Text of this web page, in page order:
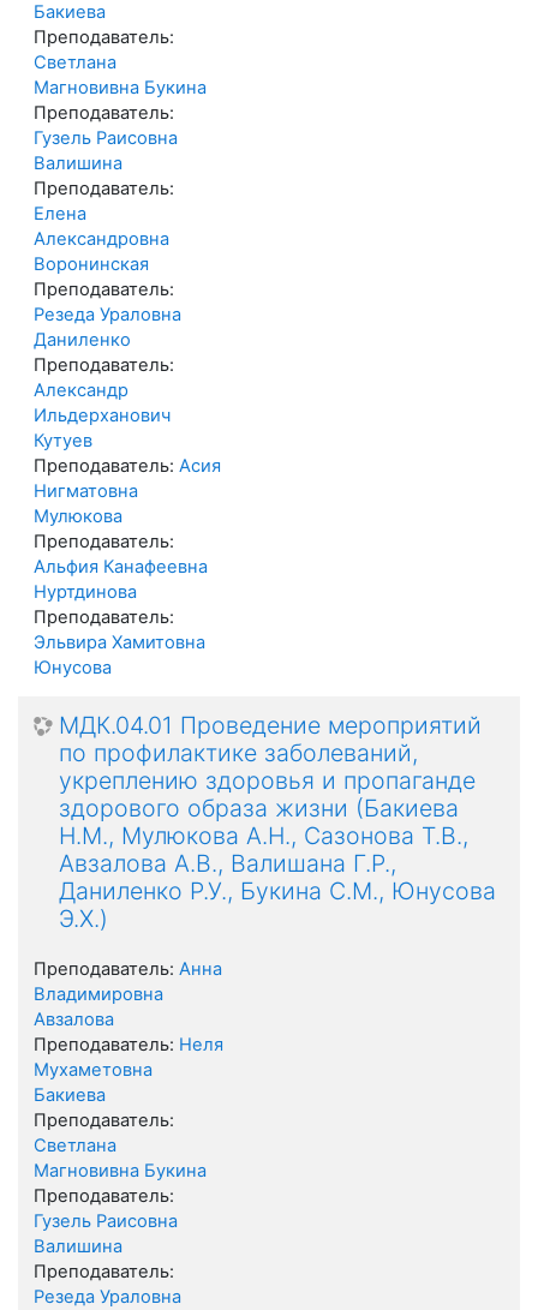
Бакиева
Преподаватель:
Светлана
Магновивна Букина
Преподаватель:
Гузель Раисовна
Валишина
Преподаватель:
Елена
Александровна
Воронинская
Преподаватель:
Резеда Ураловна
Даниленко
Преподаватель:
Александр
Ильдерханович
Кутуев
Преподаватель: Асия
Нигматовна
Мулюкова
Преподаватель:
Альфия Канафеевна
Нуртдинова
Преподаватель:
Эльвира Хамитовна
Юнусова
МДК.04.01 Проведение мероприятий
по профилактике заболеваний,
укреплению здоровья и пропаганде
здорового образа жизни (Бакиева
Н.М., Мулюкова А.Н., Сазонова Т.В.,
Авзалова А.В., Валишана Г.Р.,
Даниленко Р.У., Букина С.М., Юнусова
Э.Х.)
Преподаватель: Анна
Владимировна
Авзалова
Преподаватель: Неля
Мухаметовна
Бакиева
Преподаватель:
Светлана
Магновивна Букина
Преподаватель:
Гузель Раисовна
Валишина
Преподаватель:
Резеда Ураловна